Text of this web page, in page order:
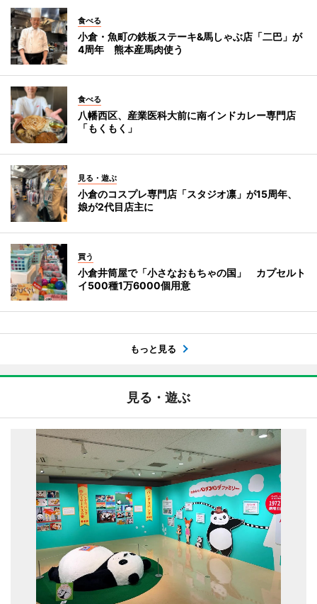
食べる
小倉・魚町の鉄板ステーキ&馬しゃぶ店「二巴」が
4周年 熊本産馬肉使う
食べる
八幡西区、産業医科大前に南インドカレー専門店
「もくもく」
見る・遊ぶ
小倉のコスプレ専門店「スタジオ凛」が15周年、
娘が2代目店主に
買う
小倉井筒屋で「小さなおもちゃの国」 カプセルト
イ500種1万6000個用意
もっと見る
見る・遊ぶ